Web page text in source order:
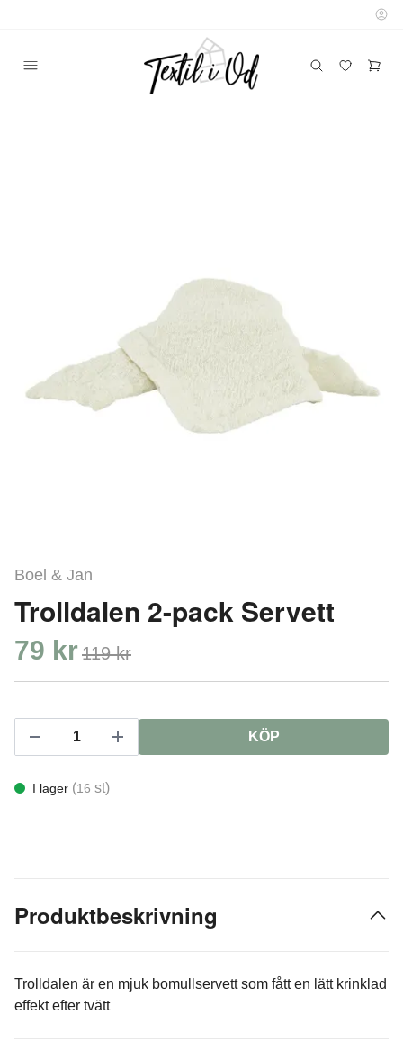
Boel & Jan
Trolldalen 2-pack Servett
79 kr119 kr
KÖP
I lager (16 st)
Produktbeskrivning
Trolldalen är en mjuk bomullservett som fått en lätt krinklad
effekt efter tvätt